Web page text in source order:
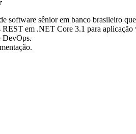
software sênior em banco brasileiro
em .NET Core 3.1 para aplicação
DevOps.